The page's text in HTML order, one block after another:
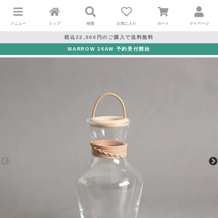
メニュー トップ 検索 お気に入り カート マイページ
税込22,000円のご購入で送料無料
MARROW 26AW 予約受付開始